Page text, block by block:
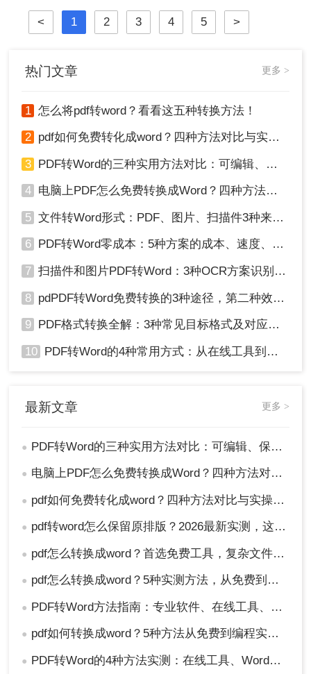
转换为PPT格式，以便进行编辑、修
改或展示。那么PDF怎么转换成PPT
呢？本文将介绍三种将PDF转换成
< 1 2 3 4 5 >
热门文章 更多 >
1 怎么将pdf转word？看看这五种转换方法！
2 pdf如何免费转化成word？四种方法对比与实操指南（附详细表格）
3 PDF转Word的三种实用方法对比：可编辑、保格式、避风险！
4 电脑上PDF怎么免费转换成Word？四种方法对比与实操指南（附详细表格）!
5 文件转Word形式：PDF、图片、扫描件3种来源分别怎么处理！
6 PDF转Word零成本：5种方案的成本、速度、精度对比！
7 扫描件和图片PDF转Word：3种OCR方案识别率实测！
8 pdPDF转Word免费转换的3种途径，第二种效率最高！
9 PDF格式转换全解：3种常见目标格式及对应操作方法！
10 PDF转Word的4种常用方式：从在线工具到桌面软件全梳理！
最新文章 更多 >
● PDF转Word的三种实用方法对比：可编辑、保格式、避风险！
● 电脑上PDF怎么免费转换成Word？四种方法对比与实操指南（附详细表格）!
● pdf如何免费转化成word？四种方法对比与实操指南（附详细表格）
● pdf转word怎么保留原排版？2026最新实测，这5种方法从免费到专业全搞定！
● pdf怎么转换成word？首选免费工具，复杂文件再上专业软件！
● pdf怎么转换成word？5种实测方法，从免费到专业全攻略！
● PDF转Word方法指南：专业软件、在线工具、Word内置与改后缀名4种方案对比！
● pdf如何转换成word？5种方法从免费到编程实测对比！
● PDF转Word的4种方法实测：在线工具、Word、Adobe与开源软件对比！！